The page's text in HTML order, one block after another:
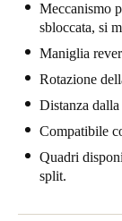
Portugal
Italy
Italiano
Russia
Russian
Meccanismo
sbloccata, si
Maniglia
Rotazione
Distanza
Compatibile
Quadri
split.